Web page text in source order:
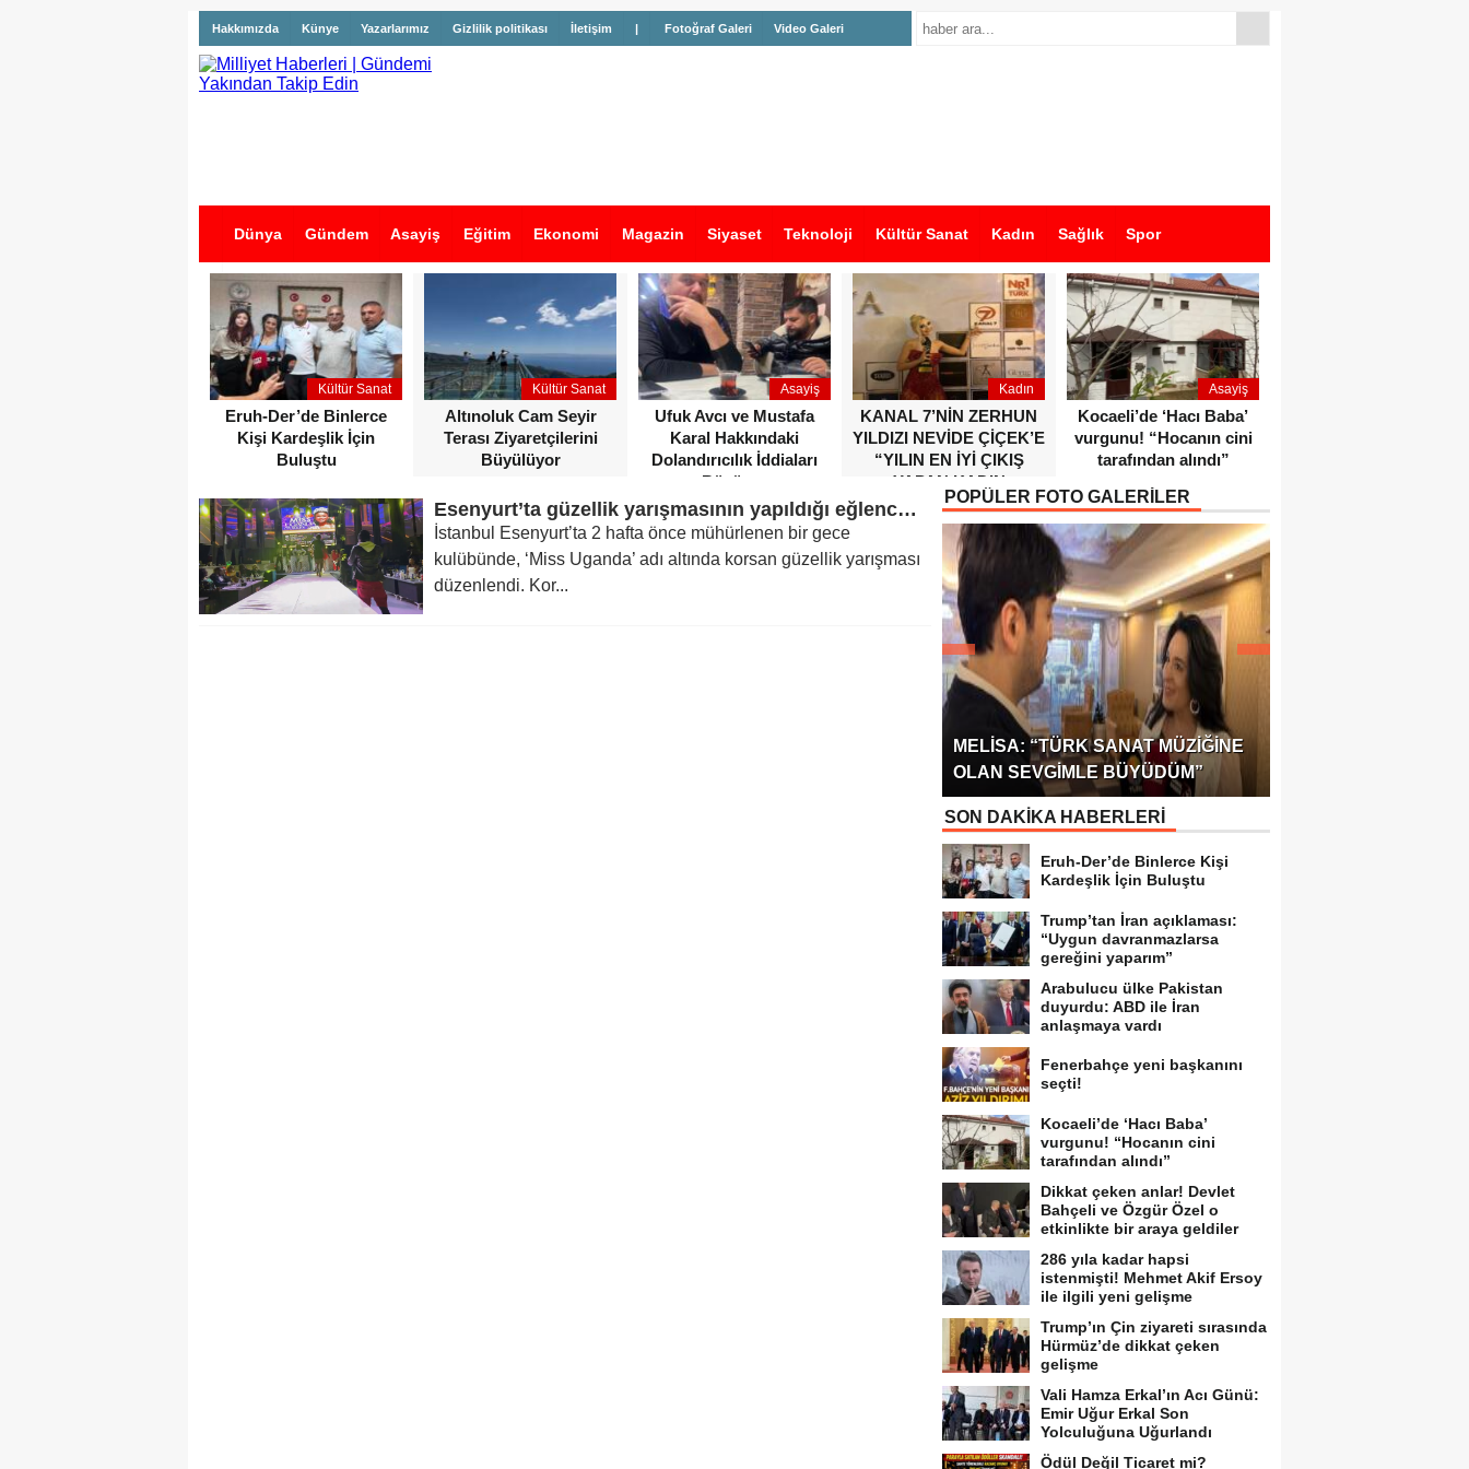
Hakkımızda Künye Yazarlarımız Gizlilik politikası İletişim | Fotoğraf Galeri Video Galeri
Dünya Gündem Asayiş Eğitim Ekonomi Magazin Siyaset Teknoloji Kültür Sanat Kadın Sağlık Spor
İş İlanları
Kültür Sanat
Eruh-Der’de Binlerce
Kişi Kardeşlik İçin
Buluştu
Kültür Sanat
Altınoluk Cam Seyir
Terası Ziyaretçilerini
Büyülüyor
Asayiş
Ufuk Avcı ve Mustafa
Karal Hakkındaki
Dolandırıcılık İddiaları
Büyüyor
Kadın
KANAL 7’NİN ZERHUN
YILDIZI NEVİDE ÇİÇEK’E
“YILIN EN İYİ ÇIKIŞ
YAPAN KADIN
OYUNCUSU” ÖDÜLÜ!
Asayiş
Kocaeli’de ‘Hacı Baba’
vurgunu! “Hocanın cini
tarafından alındı”
Esenyurt’ta güzellik yarışmasının yapıldığı eğlence mekanının sahibi gözaltında
İstanbul Esenyurt’ta 2 hafta önce mühürlenen bir gece
kulübünde, ‘Miss Uganda’ adı altında korsan güzellik yarışması
düzenlendi. Kor...
POPÜLER FOTO GALERİLER
MELISA: “TÜRK SANAT MÜZIĞINE
OLAN SEVGIMLE BÜYÜDÜM”
SON DAKİKA HABERLERİ
Eruh-Der’de Binlerce Kişi
Kardeşlik İçin Buluştu
Trump’tan İran açıklaması:
“Uygun davranmazlarsa
gereğini yaparım”
Arabulucu ülke Pakistan
duyurdu: ABD ile İran
anlaşmaya vardı
Fenerbahçe yeni başkanını
seçti!
Kocaeli’de ‘Hacı Baba’
vurgunu! “Hocanın cini
tarafından alındı”
Dikkat çeken anlar! Devlet
Bahçeli ve Özgür Özel o
etkinlikte bir araya geldiler
286 yıla kadar hapsi
istenmişti! Mehmet Akif Ersoy
ile ilgili yeni gelişme
Trump’ın Çin ziyareti sırasında
Hürmüz’de dikkat çeken
gelişme
Vali Hamza Erkal’ın Acı Günü:
Emir Uğur Erkal Son
Yolculuğuna Uğurlandı
Ödül Değil Ticaret mi?